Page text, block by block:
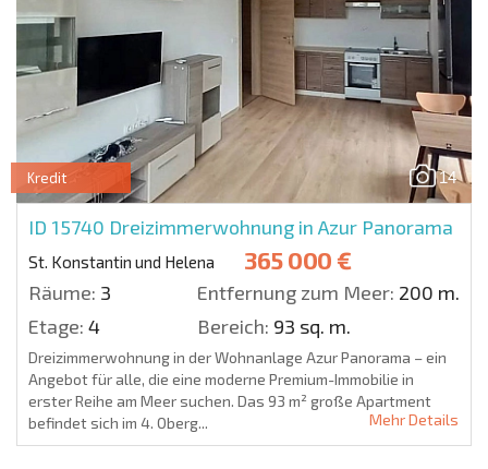
14
Kredit
ID 15740 Dreizimmerwohnung in Azur Panorama
St. Konstantin und Helena 365 000 €
Räume: 3 Entfernung zum Meer: 200 m.
Etage: 4 Bereich: 93 sq. m.
Dreizimmerwohnung in der Wohnanlage Azur Panorama – ein
Angebot für alle, die eine moderne Premium-Immobilie in
erster Reihe am Meer suchen. Das 93 m² große Apartment
befindet sich im 4. Oberg...
Mehr Details